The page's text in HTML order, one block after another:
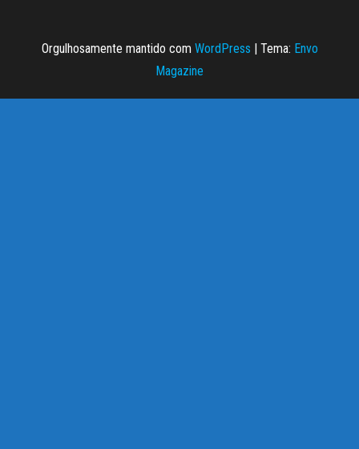
Orgulhosamente mantido com WordPress | Tema: Envo
Magazine